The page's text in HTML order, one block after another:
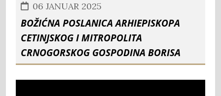
06 JANUAR 2025
Božićna poslanica Arhiepiskopa
Cetinjskog i Mitropolita
Crnogorskog Gospodina Borisa